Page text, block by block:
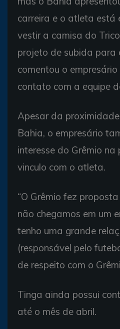
carreira e o atleta está
vestir a camisa do
projeto de subida para
comentou o
contato com a equipe
Apesar da
Bahia, o empresário
interesse do Grêmio
vinculo com o atleta.
“O Grêmio fez
não chegamos em um
tenho uma grande
(responsável pelo
de respeito com o
Tinga ainda possui
até o mês de abril.